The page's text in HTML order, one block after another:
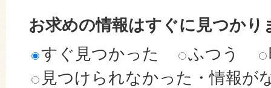
お求めの情報はすぐに見つかり
すぐ見つかった
ふつう
見つけられなかった・情報が